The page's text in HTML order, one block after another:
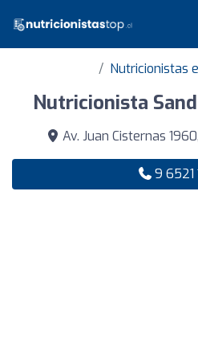
Nutricionistas
Nutricionista
Av. Juan Cisternas
9 6521